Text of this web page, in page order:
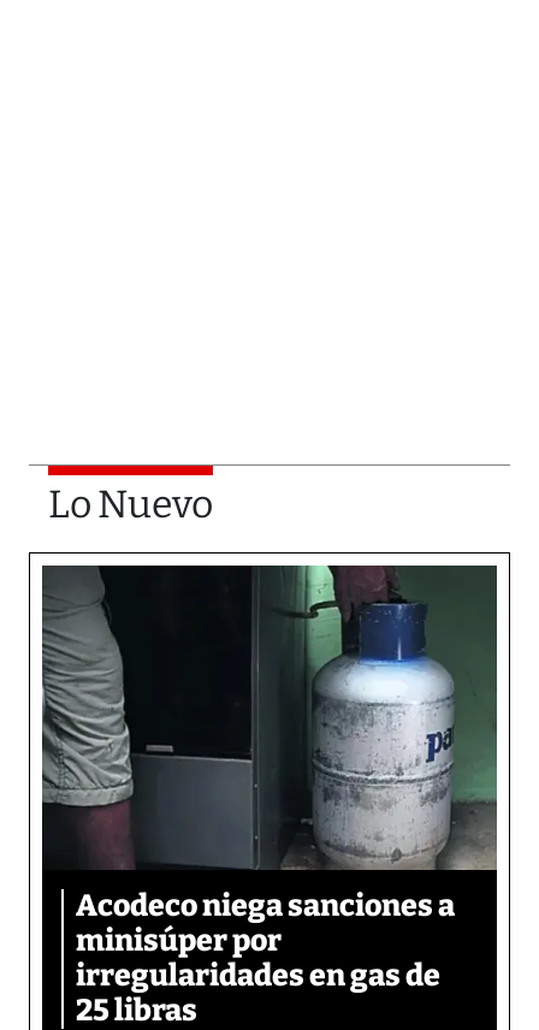
Lo Nuevo
Acodeco niega sanciones a
minisúper por
irregularidades en gas de
25 libras